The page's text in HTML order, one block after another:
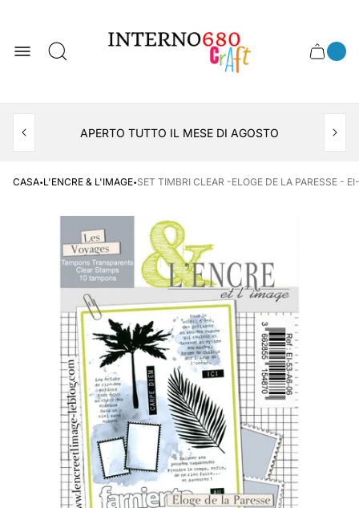
del
negozio
Cassetto
APERTO TUTTO IL MESE DI AGOSTO
CASA·L'ENCRE & L'IMAGE·SET TIMBRI CLEAR -ELOGE DE LA PARESSE -